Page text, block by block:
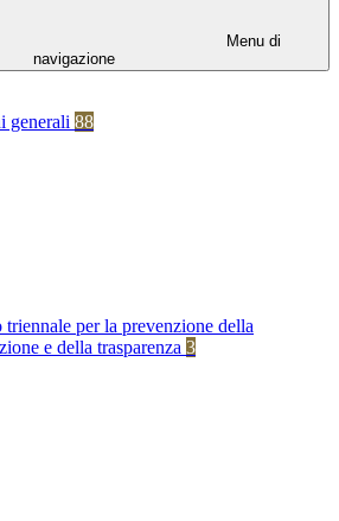
Menu di
navigazione
generali 88
triennale per la prevenzione della
e della trasparenza 3